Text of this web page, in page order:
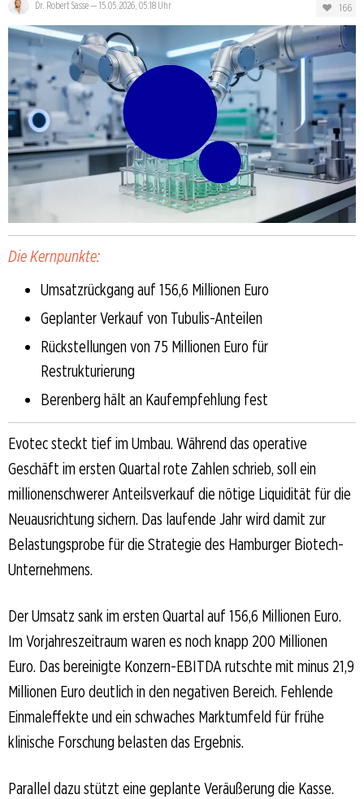
Dr. Robert Sasse— 15.05.2026, 05:18 Uhr 166
Die Kernpunkte:
Umsatzrückgang auf 156,6 Millionen Euro
Geplanter Verkauf von Tubulis-Anteilen
Rückstellungen von 75 Millionen Euro für
Restrukturierung
Berenberg hält an Kaufempfehlung fest
Evotec steckt tief im Umbau. Während das operative
Geschäft im ersten Quartal rote Zahlen schrieb, soll ein
millionenschwerer Anteilsverkauf die nötige Liquidität für die
Neuausrichtung sichern. Das laufende Jahr wird damit zur
Belastungsprobe für die Strategie des Hamburger Biotech-
Unternehmens.
Der Umsatz sank im ersten Quartal auf 156,6 Millionen Euro.
Im Vorjahreszeitraum waren es noch knapp 200 Millionen
Euro. Das bereinigte Konzern-EBITDA rutschte mit minus 21,9
Millionen Euro deutlich in den negativen Bereich. Fehlende
Einmaleffekte und ein schwaches Marktumfeld für frühe
klinische Forschung belasten das Ergebnis.
Parallel dazu stützt eine geplante Veräußerung die Kasse.